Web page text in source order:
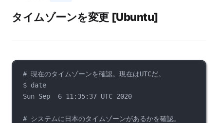
タイムゾーンを変更 [Ubuntu]
# 現在のタイムゾーンを確認。現在はUTCだ。
$ date
Sun Sep  6 11:35:37 UTC 2020
# システムに日本のタイムゾーンがあるかを確認。